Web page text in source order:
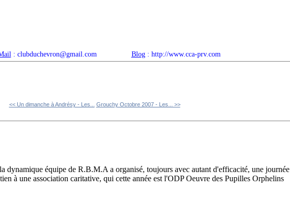
: clubduchevron@gmail.com Blog: http://www.cca-prv.com
<< Un dimanche à Andrésy - Les... Grouchy Octobre 2007 - Les... >>
dynamique équipe de R.B.M.A a organisé, toujours avec autant d'efficacité, une journée
à une association caritative, qui cette année est l'ODP Oeuvre des Pupilles Orphelins